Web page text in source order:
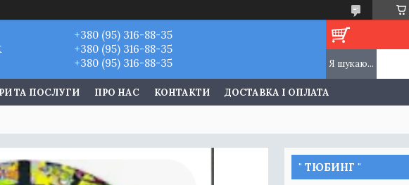
+380 (95) 316-88-35
+380 (95) 316-88-35
+380 (95) 316-88-35
ТА ПОСЛУГИ ПРО НАС КОНТАКТИ ДОСТАВКА І ОПЛАТА
" ТЮБИНГ "